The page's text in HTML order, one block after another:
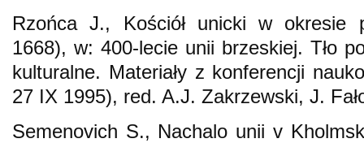
Rzońca J., Kościół unicki w okresie
1668), w: 400-lecie unii brzeskiej. Tło
kulturalne. Materiały z konferencji
27 IX 1995), red. A.J. Zakrzewski, J.
Semenovich S., Nachalo unіi v